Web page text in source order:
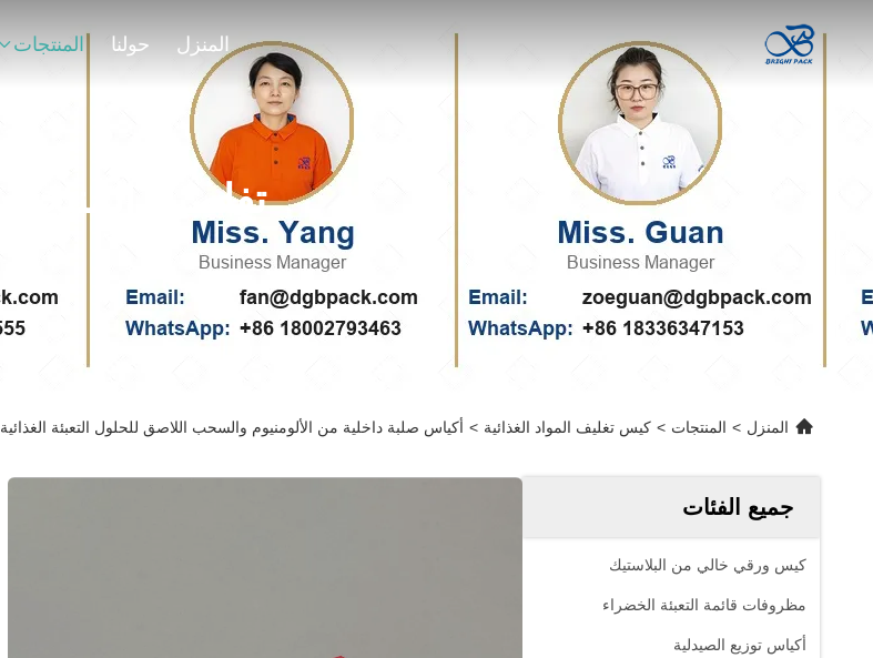
المنزل حولنا المنتجات
تفاصيل المنتجات
المنزل > المنتجات > كيس تغليف المواد الغذائية > أكياس صلبة داخلية من الألومنيوم والسحب اللاصق للحلول التعبئة الغذائية
جميع الفئات
كيس ورقي خالي من البلاستيك
مظروفات قائمة التعبئة الخضراء
أكياس توزيع الصيدلية